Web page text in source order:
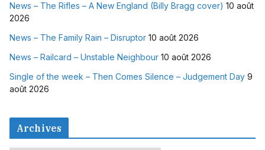
News – The Rifles – A New England (Billy Bragg cover) 10 août
2026
News – The Family Rain – Disruptor 10 août 2026
News – Railcard – Unstable Neighbour 10 août 2026
Single of the week – Then Comes Silence – Judgement Day 9
août 2026
Archives